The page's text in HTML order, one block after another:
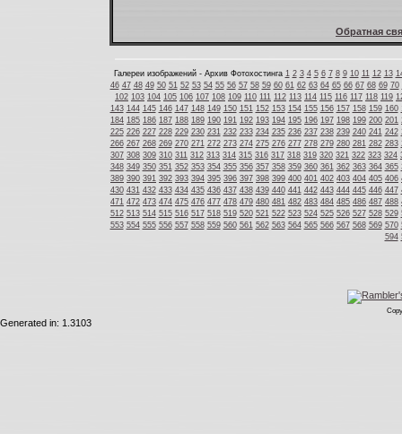
Обратная
Галереи изображений - Архив Фотохостинга 1 2 3 4 5 6 7 8 9 10 11 12 13
46 47 48 49 50 51 52 53 54 55 56 57 58 59 60 61 62 63 64 65 66 67 68 69 70
102 103 104 105 106 107 108 109 110 111 112 113 114 115 116 117 118 119
143 144 145 146 147 148 149 150 151 152 153 154 155 156 157 158 159 160
184 185 186 187 188 189 190 191 192 193 194 195 196 197 198 199 200 201
225 226 227 228 229 230 231 232 233 234 235 236 237 238 239 240 241 242
266 267 268 269 270 271 272 273 274 275 276 277 278 279 280 281 282 283
307 308 309 310 311 312 313 314 315 316 317 318 319 320 321 322 323 324
348 349 350 351 352 353 354 355 356 357 358 359 360 361 362 363 364 365
389 390 391 392 393 394 395 396 397 398 399 400 401 402 403 404 405 406
430 431 432 433 434 435 436 437 438 439 440 441 442 443 444 445 446 447
471 472 473 474 475 476 477 478 479 480 481 482 483 484 485 486 487 488
512 513 514 515 516 517 518 519 520 521 522 523 524 525 526 527 528 529
553 554 555 556 557 558 559 560 561 562 563 564 565 566 567 568 569 570
594
Generated in: 1.3103